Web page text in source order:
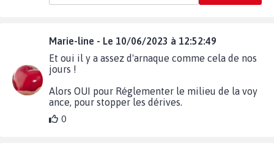
Marie-line - Le 10/06/2023 à 12:52:49
Et oui il y a assez d'arnaque comme cela de nos
jours !
Alors OUI pour Réglementer le milieu de la voy
ance, pour stopper les dérives.
0